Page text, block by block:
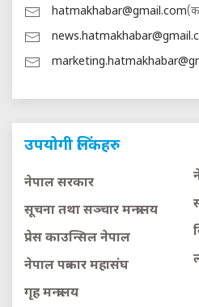
hatmakhabar@gmail.com
उपयोगी लिंकहरु
नेपाल सरकार
सूचना तथा सञ्चार मन्त्रालय
प्रेस काउन्सिल नेपाल
नेपाल पत्रकार महासंघ
गृह मन्त्रालय